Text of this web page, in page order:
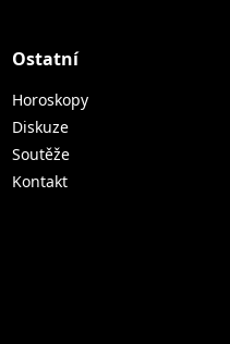
Ostatní
Horoskopy
Diskuze
Soutěže
Kontakt